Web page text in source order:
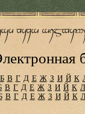
Б В Г Д Е Ж З И Й К
В Г Д Е Ж З И Й К Л
В Г Д Е Ж З И Й К